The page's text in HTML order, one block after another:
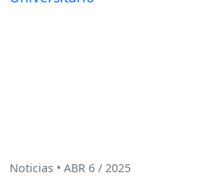
Noticias • ABR 6 / 2025